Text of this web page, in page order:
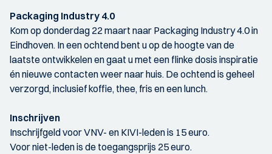
Packaging Industry 4.0
Kom op donderdag 22 maart naar Packaging Industry 4.0 in
Eindhoven. In een ochtend bent u op de hoogte van de
laatste ontwikkelen en gaat u met een flinke dosis inspiratie
én nieuwe contacten weer naar huis. De ochtend is geheel
verzorgd, inclusief koffie, thee, fris en een lunch.
Inschrijven
Inschrijfgeld voor VNV- en KIVI-leden is 15 euro.
Voor niet-leden is de toegangsprijs 25 euro.